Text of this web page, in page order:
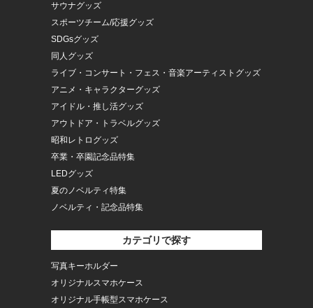
サウナグッズ
スポーツチーム/応援グッズ
SDGsグッズ
同人グッズ
ライブ・コンサート・フェス・音楽アーティストグッズ
アニメ・キャラクターグッズ
アイドル・推し活グッズ
アウトドア・トラベルグッズ
昭和レトログッズ
卒業・卒園記念品特集
LEDグッズ
夏のノベルティ特集
ノベルティ・記念品特集
カテゴリで探す
写真キーホルダー
オリジナルスマホケース
オリジナル手帳型スマホケース